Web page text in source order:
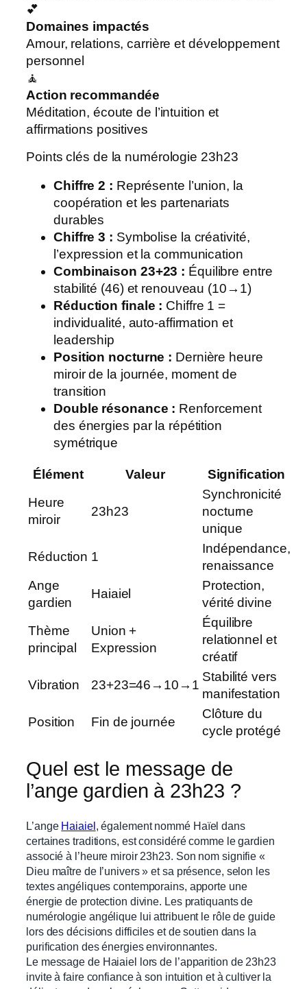
💕
Domaines impactés
Amour, relations, carrière et développement
personnel
🧘
Action recommandée
Méditation, écoute de l’intuition et
affirmations positives
Points clés de la numérologie 23h23
Chiffre 2 : Représente l’union, la
coopération et les partenariats
durables
Chiffre 3 : Symbolise la créativité,
l’expression et la communication
Combinaison 23+23 : Équilibre entre
stabilité (46) et renouveau (10→1)
Réduction finale : Chiffre 1 =
individualité, auto-affirmation et
leadership
Position nocturne : Dernière heure
miroir de la journée, moment de
transition
Double résonance : Renforcement
des énergies par la répétition
symétrique
Élément Valeur
Signification
Heure
miroir
23h23
Synchronicité
nocturne
unique
Réduction 1
Indépendance,
renaissance
Ange
gardien
Haiaiel
Protection,
vérité divine
Thème
principal
Union +
Expression
Équilibre
relationnel et
créatif
Vibration
23+23=46→10→1
Stabilité vers
manifestation
Position
Fin de journée
Clôture du
cycle protégé
Quel est le message de
l’ange gardien à 23h23 ?
L’ange Haiaiel , également nommé Haïel dans
certaines traditions, est considéré comme le gardien
associé à l’heure miroir 23h23. Son nom signifie «
Dieu maître de l’univers » et sa présence, selon les
textes angéliques contemporains, apporte une
énergie de protection divine. Les pratiquants de
numérologie angélique lui attribuent le rôle de guide
lors des décisions difficiles et de soutien dans la
purification des énergies environnantes.
Le message de Haiaiel lors de l’apparition de 23h23
invite à faire confiance à son intuition et à cultiver la